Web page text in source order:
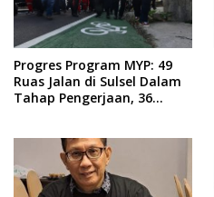
Progres Program MYP: 49
Ruas Jalan di Sulsel Dalam
Tahap Pengerjaan, 36